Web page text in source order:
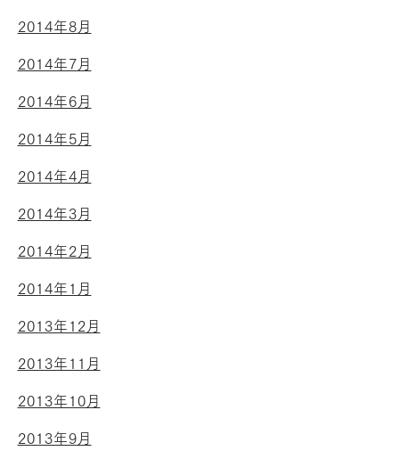
2014年8月
2014年7月
2014年6月
2014年5月
2014年4月
2014年3月
2014年2月
2014年1月
2013年12月
2013年11月
2013年10月
2013年9月